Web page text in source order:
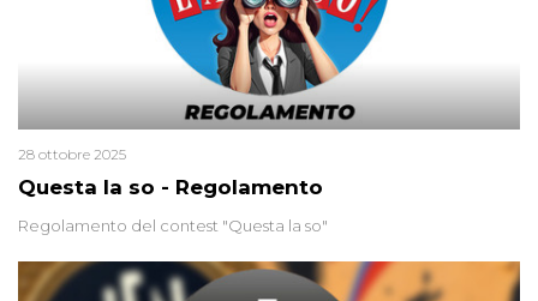
Questa la so - Regolamento
28 ottobre 2025
Regolamento del contest "Questa la so"